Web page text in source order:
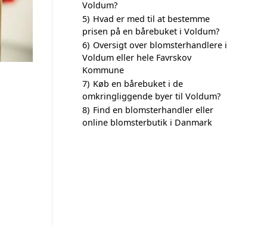
Voldum?
5) Hvad er med til at bestemme
prisen på en bårebuket i Voldum?
6) Oversigt over blomsterhandlere i
Voldum eller hele Favrskov
Kommune
7) Køb en bårebuket i de
omkringliggende byer til Voldum?
8) Find en blomsterhandler eller
online blomsterbutik i Danmark